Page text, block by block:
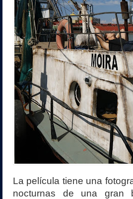
La película tiene una
nocturnas de una gran